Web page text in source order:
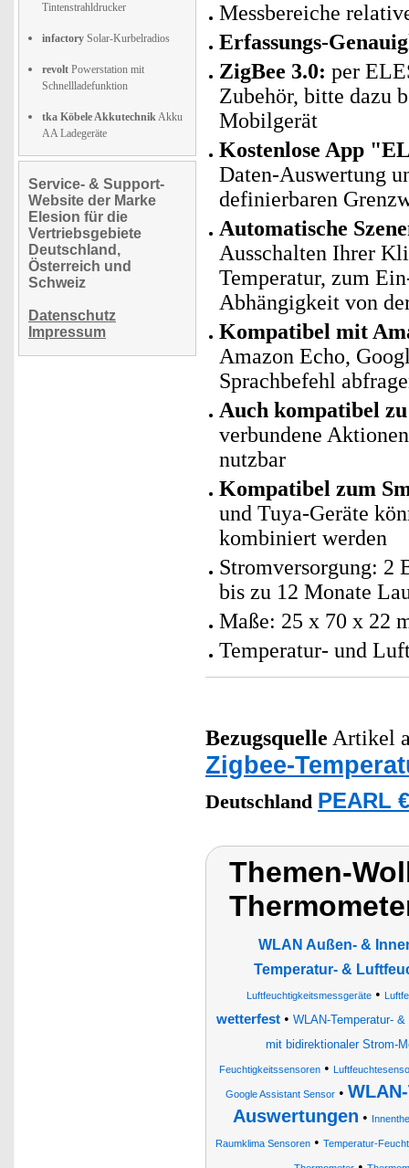
Tintenstrahldrucker
infactory Solar-Kurbelradios
revolt Powerstation mit
Schnellladefunktion
tka Köbele AkkutechnikAkku
AA Ladegeräte
Service- & Support-
Website der Marke
Elesion für die
Vertriebsgebiete
Deutschland,
Österreich und
Schweiz
Datenschutz
Impressum
Messbereiche
Erfassungs-
ZigBee 3.0: per
Zubehör, bitte dazu
Mobilgerät
Kostenlose App
Daten-Auswertung
definierbaren
Automatische
Ausschalten Ihrer
Temperatur, zum
Abhängigkeit von
Kompatibel mit
Amazon Echo,
Sprachbefehl
Auch kompatibel
verbundene
nutzbar
Kompatibel zum
und Tuya-Geräte
kombiniert werden
Stromversorgung: 2
bis zu 12 Monate
Maße: 25 x 70 x 22
Temperatur- und
Bezugsquelle Artikel
Zigbee-
Deutschland PEARL
Themen-
WLAN Außen- &
Temperatur- &
Luftfeuchtigkeitsmessgeräte •
wetterfest• WLAN-Temperatur-
mit bidirektionaler Strom-
Feuchtigkeitssensoren•
Google Assistant Sensor •
Auswertungen •
Raumklima Sensoren • Temperatur-